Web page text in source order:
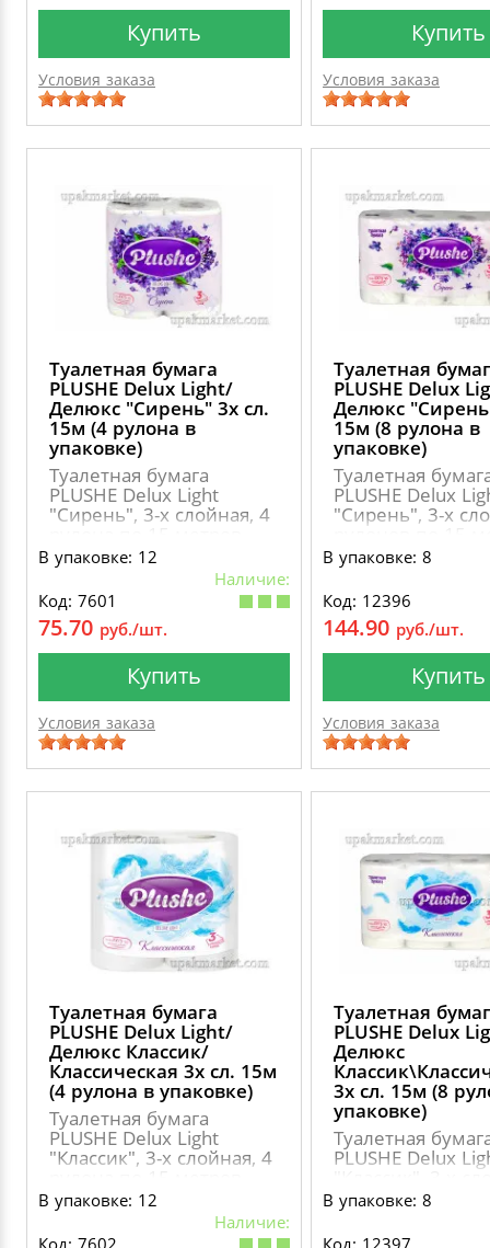
Купить
Условия заказа
Купить
Условия заказа
Туалетная бумага
PLUSHE Delux Light/
Делюкс "Сирень" 3х сл.
15м (4 рулона в
упаковке)
Туалетная бумага
PLUSHE Delux Light
"Сирень", 3-х слойная, 4
рулона по 15 метров
В упаковке: 12
Наличие:
Код: 7601
75.70 руб./шт.
Купить
Условия заказа
Туалетная
PLUSHE Delux
Делюкс
15м (8 рулона в
упаковке)
Туалетная
PLUSHE Delux
"Сирень", 3-х
рулонов по 15
В упаковке: 8
Код: 12396
144.90 руб./шт.
Купить
Условия заказа
Туалетная бумага
PLUSHE Delux Light/
Делюкс Классик/
Классическая 3х сл. 15м
(4 рулона в упаковке)
Туалетная бумага
PLUSHE Delux Light
"Классик", 3-х слойная, 4
В упаковке: 12
Наличие:
Код: 7602
Туалетная
PLUSHE Delux
Делюкс
3х сл. 15м (8
упаковке)
Туалетная
PLUSHE Delux
"Классик", 3-х
рулонов по 15
В упаковке: 8
Код: 12397